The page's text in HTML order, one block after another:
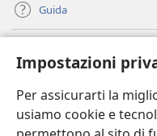
Impostazioni
Per assicurarti la
usiamo cookie e
Guida
(apre
una
nuova
finestra)
BIBLIOTECA ONLINE
(apre
una
nuovaJW Hub